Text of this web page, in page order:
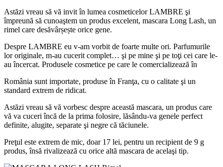
Astăzi vreau să vă invit în lumea cosmeticelor LAMBRE şi
împreună să cunoaştem un produs excelent, mascara Long Lash, un
rimel care desăvârșește orice gene.
Despre LAMBRE eu v-am vorbit de foarte multe ori. Parfumurile
lor originale, m-au cucerit complet… şi pe mine şi pe toţi cei care le-
au încercat. Produsele cosmetice pe care le comercializează în
România sunt importate, produse în Franţa, cu o calitate şi un
standard extrem de ridicat.
Astăzi vreau să vă vorbesc despre această mascara, un produs care
vă va cuceri încă de la prima folosire, lăsându-va genele perfect
definite, alugite, separate şi negre că tăciunele.
Preţul este extrem de mic, doar 17 lei, pentru un recipient de 9 g
produs, însă rivalizează cu orice altă mascara de acelaşi tip.